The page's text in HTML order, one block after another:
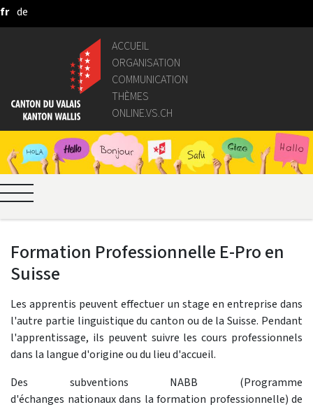
Saut au contenu principal
fr de
ACCUEIL
ORGANISATION
COMMUNICATION
THÈMES
ONLINE.VS.CH
Formation Professionnelle E-Pro en
Suisse
Les apprentis peuvent effectuer un stage en entreprise dans
l'autre partie linguistique du canton ou de la Suisse. Pendant
l'apprentissage, ils peuvent suivre les cours professionnels
dans la langue d'origine ou du lieu d'accueil.
Des subventions NABB (Programme
d'échanges nationaux dans la formation professionnelle) de